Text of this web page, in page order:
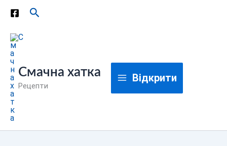
Перейти
вмісту
Пошук
Смачна хатка
Рецепти
Відкрити